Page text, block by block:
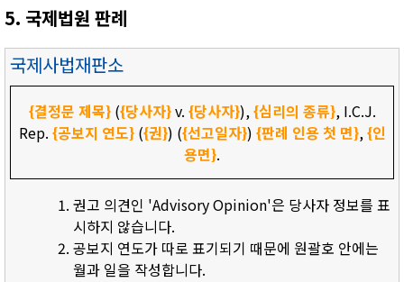
5. 국제법원 판례
국제사법재판소
{결정문 제목}({당사자}v. {당사자}),{심리의 종류}, I.C.J.
Rep. {공보지 연도}({권}) ({선고일자}) {판례 인용 첫 면},{인
용면}.
권고 의견인 'Advisory Opinion'은 당사자 정보를 표
시하지 않습니다.
공보지 연도가 따로 표기되기 때문에 원괄호 안에는
월과 일을 작성합니다.